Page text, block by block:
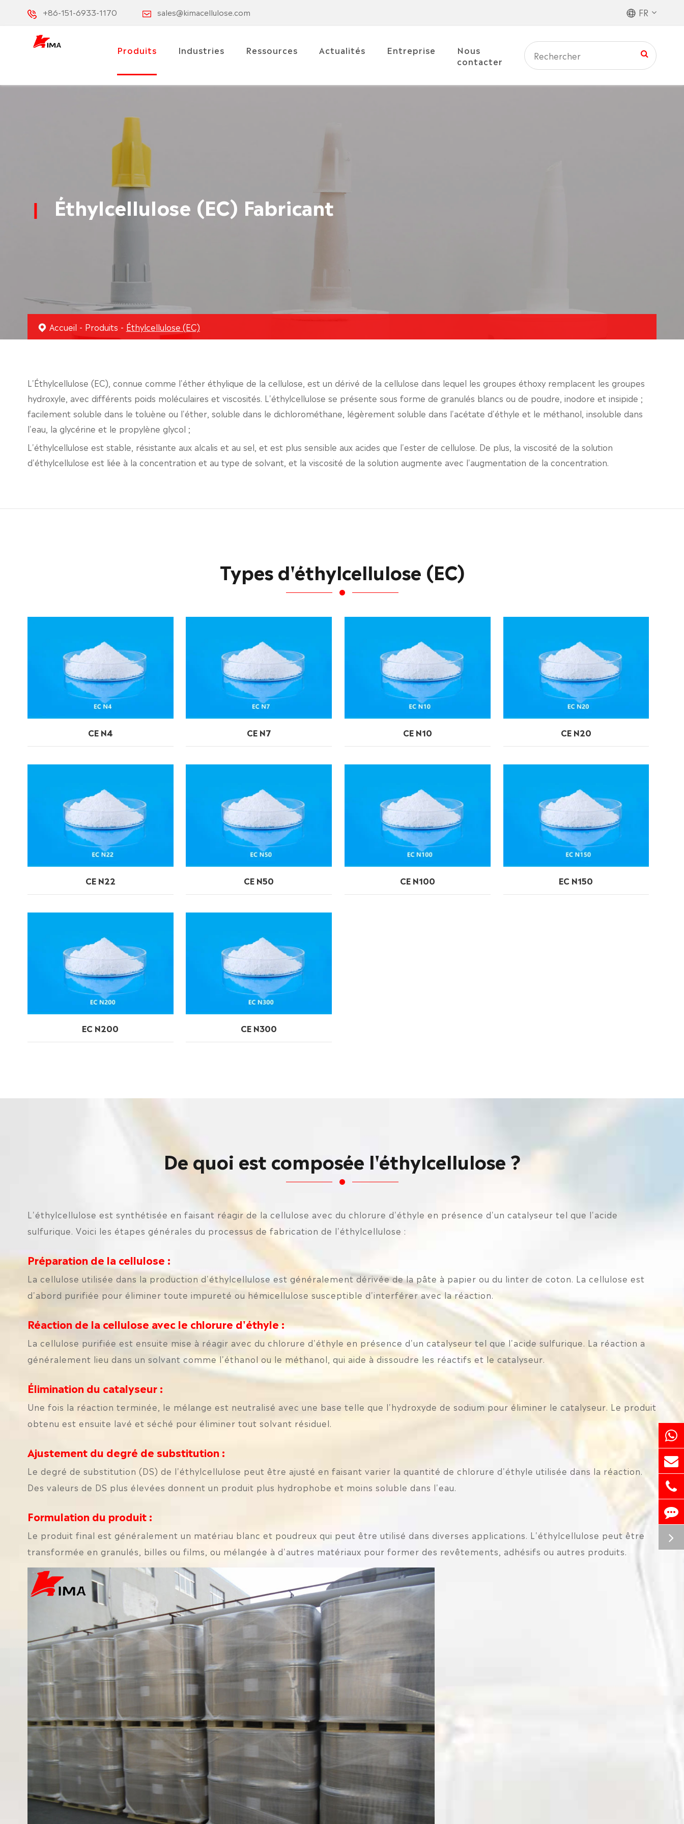
+86-151-6933-1170 sales@kimacellulose.com FR
Produits Industries Ressources Actualités Entreprise
Nous
contacter
Éthylcellulose (EC) Fabricant
Accueil Produits Éthylcellulose (EC)
L'Éthylcellulose (EC), connue comme l'éther éthylique de la cellulose, est un dérivé de la cellulose dans lequel les groupes éthoxy remplacent les groupes
hydroxyle, avec différents poids moléculaires et viscosités. L'éthylcellulose se présente sous forme de granulés blancs ou de poudre, inodore et insipide ;
facilement soluble dans le toluène ou l'éther, soluble dans le dichlorométhane, légèrement soluble dans l'acétate d'éthyle et le méthanol, insoluble dans
l'eau, la glycérine et le propylène glycol ;
L'éthylcellulose est stable, résistante aux alcalis et au sel, et est plus sensible aux acides que l'ester de cellulose. De plus, la viscosité de la solution
d'éthylcellulose est liée à la concentration et au type de solvant, et la viscosité de la solution augmente avec l'augmentation de la concentration.
Types d'éthylcellulose (EC)
CE N4 CE N7 CE N10 CE N20
CE N22 CE N50 CE N100 EC N150
EC N200 CE N300
De quoi est composée l'éthylcellulose ?
L'éthylcellulose est synthétisée en faisant réagir de la cellulose avec du chlorure d'éthyle en présence d'un catalyseur tel que l'acide
sulfurique. Voici les étapes générales du processus de fabrication de l'éthylcellulose :
Préparation de la cellulose :
La cellulose utilisée dans la production d'éthylcellulose est généralement dérivée de la pâte à papier ou du linter de coton. La cellulose est
d'abord purifiée pour éliminer toute impureté ou hémicellulose susceptible d'interférer avec la réaction.
Réaction de la cellulose avec le chlorure d'éthyle :
La cellulose purifiée est ensuite mise à réagir avec du chlorure d'éthyle en présence d'un catalyseur tel que l'acide sulfurique. La réaction a
généralement lieu dans un solvant comme l'éthanol ou le méthanol, qui aide à dissoudre les réactifs et le catalyseur.
Élimination du catalyseur :
Une fois la réaction terminée, le mélange est neutralisé avec une base telle que l'hydroxyde de sodium pour éliminer le catalyseur. Le produit
obtenu est ensuite lavé et séché pour éliminer tout solvant résiduel.
Ajustement du degré de substitution :
Le degré de substitution (DS) de l'éthylcellulose peut être ajusté en faisant varier la quantité de chlorure d'éthyle utilisée dans la réaction.
Des valeurs de DS plus élevées donnent un produit plus hydrophobe et moins soluble dans l'eau.
Formulation du produit :
Le produit final est généralement un matériau blanc et poudreux qui peut être utilisé dans diverses applications. L'éthylcellulose peut être
transformée en granulés, billes ou films, ou mélangée à d'autres matériaux pour former des revêtements, adhésifs ou autres produits.